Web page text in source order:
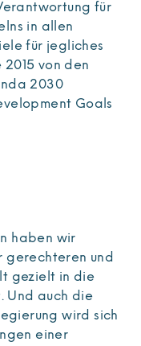
für
in allen
für jegliches
2015 von den
2030
Goals
haben wir
gerechteren und
gezielt in die
Und auch die
wird sich
einer